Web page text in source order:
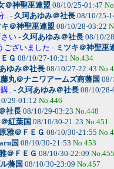
＠神聖巫連盟 08/10/25-01:47
..- 久珂あゆみ＠社長 08/10/25-
キ＠神聖巫連盟 08/10/28-03:22
い - 久珂あゆみ＠社長 08/10/
ございました - ミツキ＠神聖巫
Ｇ 08/10/27-10:21 No.434
ゆみ＠社長 08/10/27-22:43
丸＠ナニワアームズ商藩国 08/
.. - 久珂あゆみ＠社長 08/10/28-
29-01:12 No.446
社長 08/10/29-03:23 No.448
紅葉国 08/10/30-21:23 No.451
雅＠ＦＥＧ 08/10/30-21:55
国 08/10/30-21:53 No.453
＠ＦＥＧ 08/10/30-22:09 No.455
藩国 08/10/30-23:09 No.457